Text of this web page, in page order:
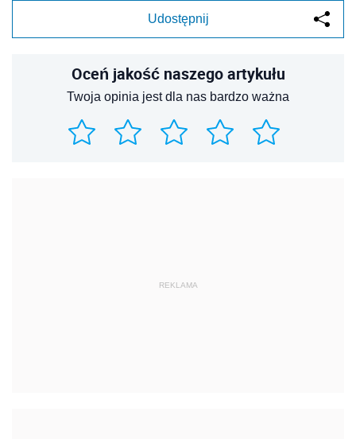
Udostępnij
Oceń jakość naszego artykułu
Twoja opinia jest dla nas bardzo ważna
REKLAMA